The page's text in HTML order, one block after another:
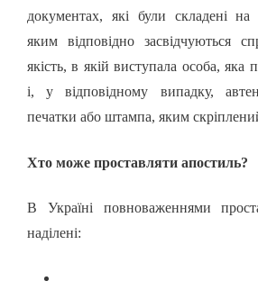
документах, які були складені на
яким відповідно засвідчуються
якість, в якій виступала особа, яка
і, у відповідному випадку,
печатки або штампа, яким
Хто може проставляти апостиль?
В Україні повноваженнями
наділені: